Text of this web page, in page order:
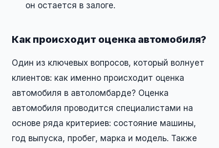
он остается в залоге.
Как происходит оценка автомобиля?
Один из ключевых вопросов, который волнует
клиентов: как именно происходит оценка
автомобиля в автоломбарде? Оценка
автомобиля проводится специалистами на
основе ряда критериев: состояние машины,
год выпуска, пробег, марка и модель. Также